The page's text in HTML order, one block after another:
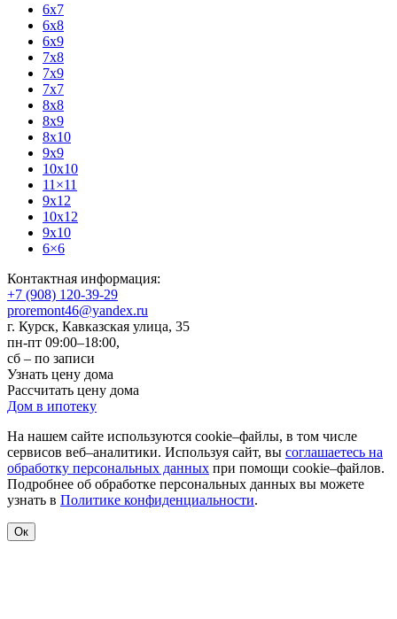
6x7
6x8
6x9
7x8
7x9
7x7
8x8
8x9
8x10
9x9
10x10
11×11
9x12
10x12
9x10
6×6
Контактная информация:
+7 (908) 120-39-29
proremont46@yandex.ru
г. Курск, Кавказская улица, 35
пн-пт 09:00–18:00,
сб – по записи
Узнать цену дома
Рассчитать цену дома
Дом в ипотеку
На нашем сайте используются cookie–файлы, в том числе
сервисов веб–аналитики. Используя сайт, вы соглашаетесь на
обработку персональных данных при помощи cookie–файлов.
Подробнее об обработке персональных данных вы можете
узнать в Политике конфиденциальности.
Ок